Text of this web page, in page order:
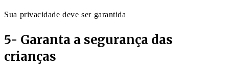
Sua privacidade deve ser garantida
5- Garanta a segurança das
crianças